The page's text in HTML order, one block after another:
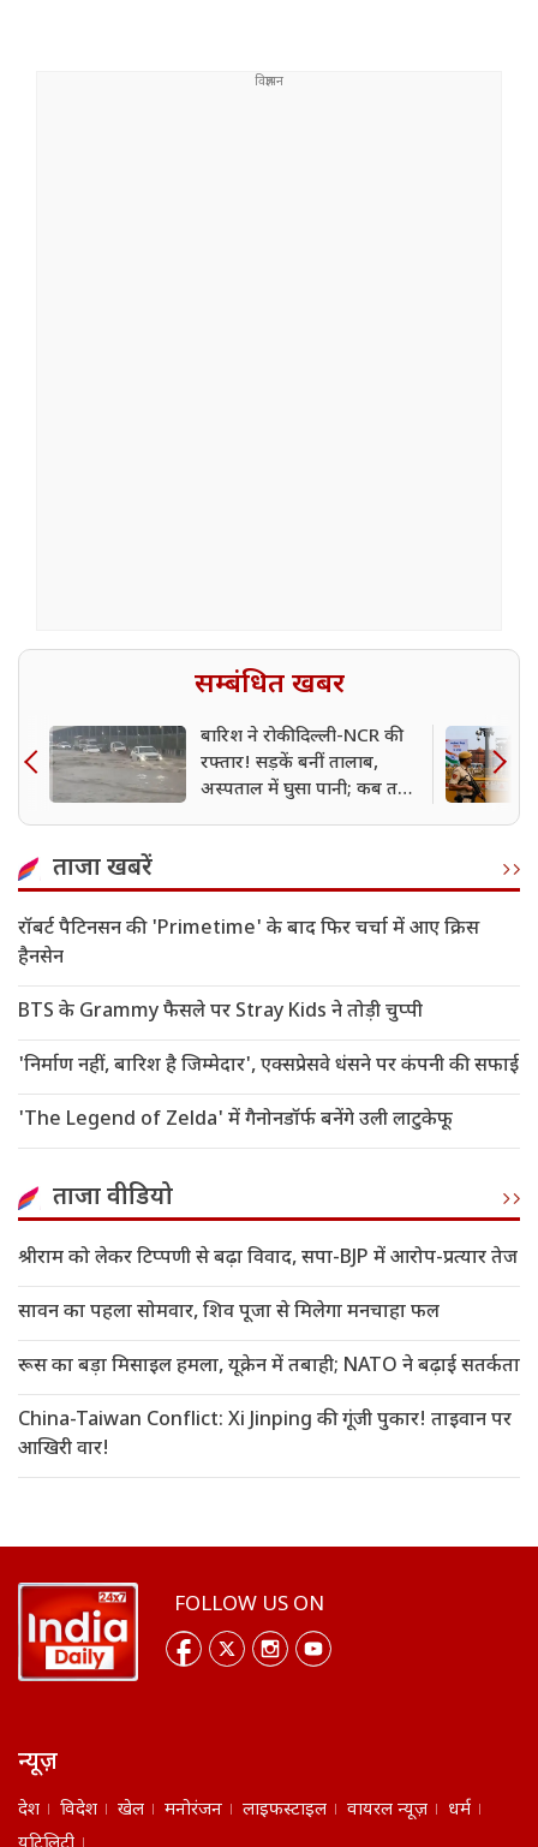
सम्बंधित खबर
बारिश ने रोकी दिल्ली-NCR की
रफ्तार! सड़कें बनीं तालाब,
अस्पताल में घुसा पानी; कब तक
ताजा खबरें
रॉबर्ट पैटिनसन की 'Primetime' के बाद फिर चर्चा में आए क्रिस
हैनसेन
BTS के Grammy फैसले पर Stray Kids ने तोड़ी चुप्पी
'निर्माण नहीं, बारिश है जिम्मेदार', एक्सप्रेसवे धंसने पर कंपनी की सफाई
'The Legend of Zelda' में गैनोनडॉर्फ बनेंगे उली लाटुकेफू
ताजा वीडियो
श्रीराम को लेकर टिप्पणी से बढ़ा विवाद, सपा-BJP में आरोप-प्रत्यार तेज
सावन का पहला सोमवार, शिव पूजा से मिलेगा मनचाहा फल
रूस का बड़ा मिसाइल हमला, यूक्रेन में तबाही; NATO ने बढ़ाई सतर्कता
China-Taiwan Conflict: Xi Jinping की गूंजी पुकार! ताइवान पर
आखिरी वार!
FOLLOW US ON
न्यूज़
देश विदेश खेल मनोरंजन लाइफस्टाइल वायरल न्यूज़
धर्म